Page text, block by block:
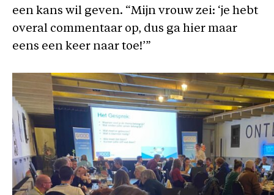
een kans wil geven. “Mijn vrouw zei: ‘je hebt
overal commentaar op, dus ga hier maar
eens een keer naar toe!’”